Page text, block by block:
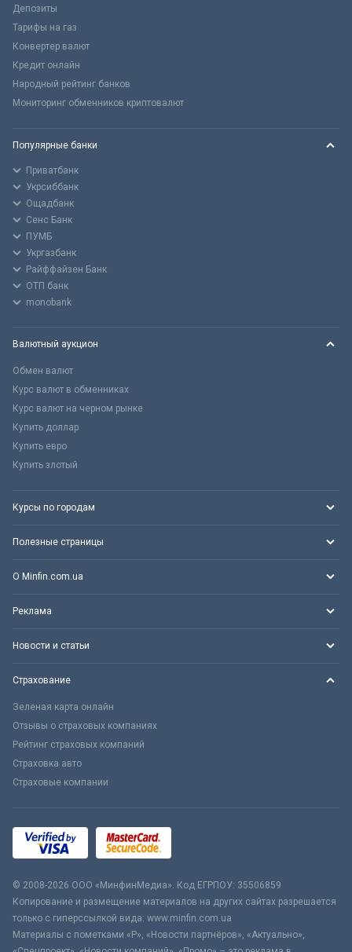
Депозиты
Тарифы на газ
Конвертер валют
Кредит онлайн
Народный рейтинг банков
Мониторинг обменников криптовалют
Популярные банки
Приватбанк
Укрсиббанк
Ощадбанк
Сенс Банк
ПУМБ
Укргазбанк
Райффайзен Банк
ОТП банк
monobank
Валютный аукцион
Обмен валют
Курс валют в обменниках
Курс валют на черном рынке
Купить доллар
Купить евро
Купить злотый
Курсы по городам
Полезные страницы
О Minfin.com.ua
Реклама
Новости и статьи
Страхование
Зеленая карта онлайн
Отзывы о страховых компаниях
Рейтинг страховых компаний
Страховка авто
Страховые компании
© 2008-2026 ООО «МинфинМедиа». Код ЕГРПОУ: 35506859
Копирование и размещение материалов на других сайтах разрешается
только с гиперссылкой вида: www.minfin.com.ua
Материалы с пометками «Р», «Новости партнёров», «Актуально»,